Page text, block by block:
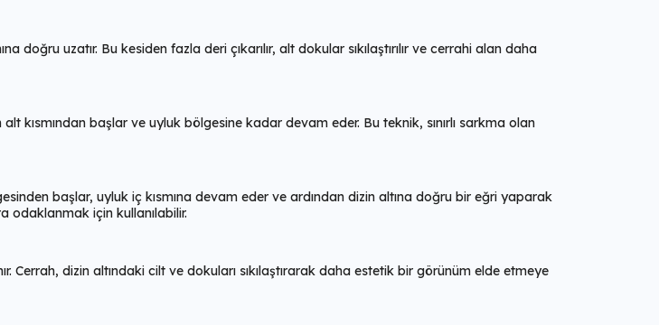
uzatır. Bu kesiden fazla deri çıkarılır, alt dokular sıkılaştırılır ve cerrahi alan daha
kısmından başlar ve uyluk bölgesine kadar devam eder. Bu teknik, sınırlı sarkma olan
başlar, uyluk iç kısmına devam eder ve ardından dizin altına doğru bir eğri yaparak
odaklanmak için kullanılabilir.
Cerrah, dizin altındaki cilt ve dokuları sıkılaştırarak daha estetik bir görünüm elde etmeye